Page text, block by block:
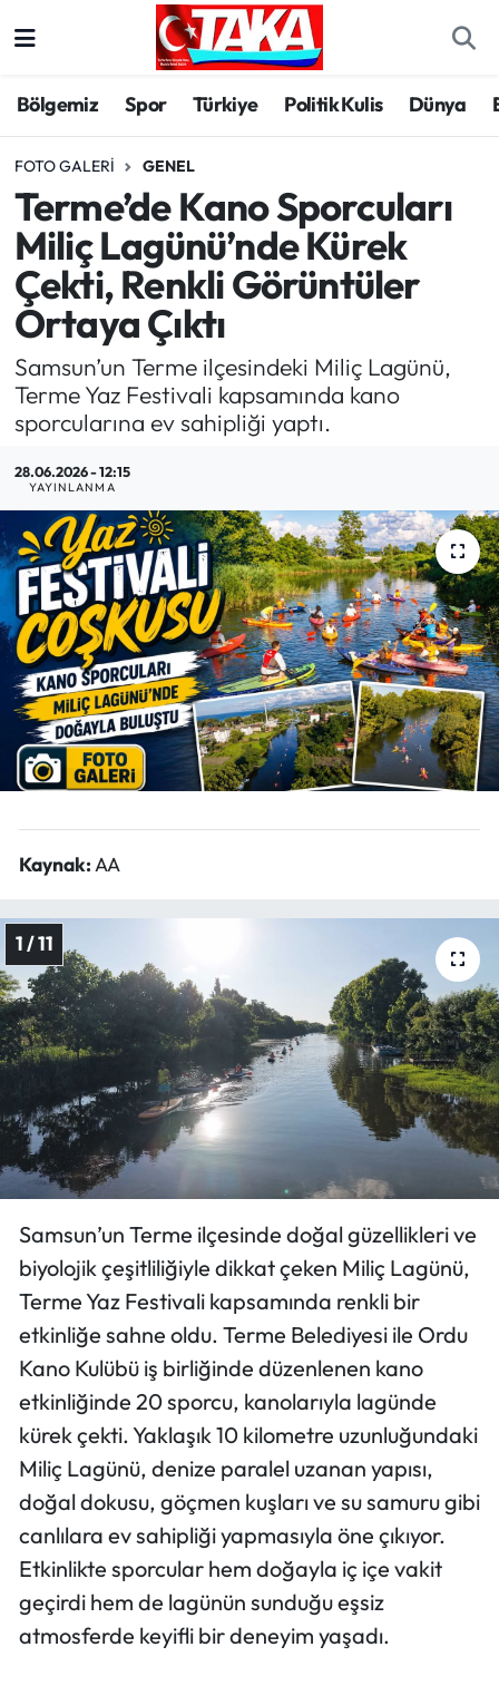
Bölgemiz Spor Türkiye Politik Kulis Dünya
FOTO GALERI GENEL
Terme’de Kano Sporcuları
Miliç Lagünü’nde Kürek
Çekti, Renkli Görüntüler
Ortaya Çıktı
Samsun’un Terme ilçesindeki Miliç Lagünü,
Terme Yaz Festivali kapsamında kano
sporcularına ev sahipliği yaptı.
28.06.2026 - 12:15
YAYINLANMA
Kaynak:AA
1 / 11
Samsun’un Terme ilçesinde doğal güzellikleri ve
biyolojik çeşitliliğiyle dikkat çeken Miliç Lagünü,
Terme Yaz Festivali kapsamında renkli bir
etkinliğe sahne oldu. Terme Belediyesi ile Ordu
Kano Kulübü iş birliğinde düzenlenen kano
etkinliğinde 20 sporcu, kanolarıyla lagünde
kürek çekti. Yaklaşık 10 kilometre uzunluğundaki
Miliç Lagünü, denize paralel uzanan yapısı,
doğal dokusu, göçmen kuşları ve su samuru gibi
canlılara ev sahipliği yapmasıyla öne çıkıyor.
Etkinlikte sporcular hem doğayla iç içe vakit
geçirdi hem de lagünün sunduğu eşsiz
atmosferde keyifli bir deneyim yaşadı.
Spor
Türkiye
Kültür/Sanat
Politika
Politik Kulis
Dünya
Magazin
Mektup Galeri
Röportaj
Manşet
Köşe Yazıları
Karikatür Galeri
ASTROLOJİ
Mektup Galeri
Ekonomi
Sağlık
Turizm
Trabzon Hava Durumu
Trabzon Trafik Yoğunluk Haritası
Süper Lig Puan Durumu ve Fikstür
Tüm Manşetler
Son Dakika Haberleri
Haber Arşivi